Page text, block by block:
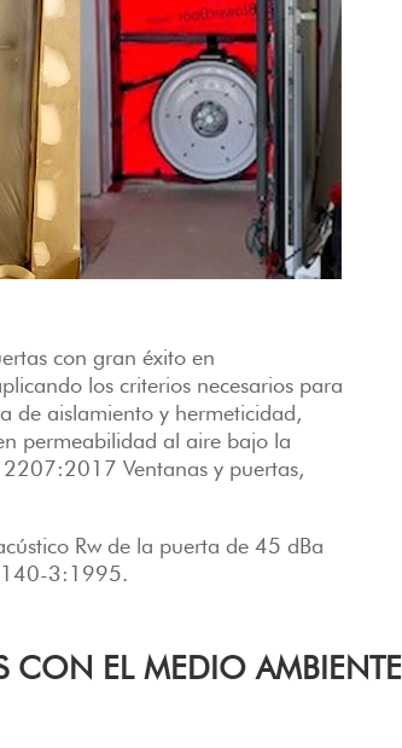
con gran éxito en
los criterios necesarios para
de aislamiento y hermeticidad,
permeabilidad al aire bajo la
Ventanas y puertas,
Rw de la puerta de 45 dBa
140-3:1995.
CON EL MEDIO AMBIENTE